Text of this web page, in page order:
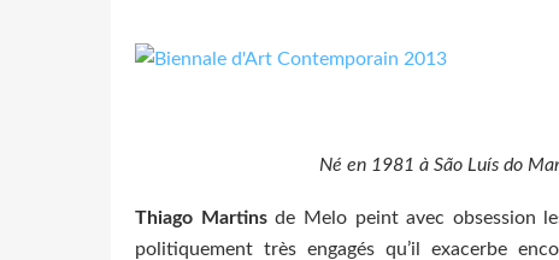
Né en 1981 à São Luís do
Thiago Martinsde Melo peint avec obsession
politiquement très engagés qu’il exacerbe